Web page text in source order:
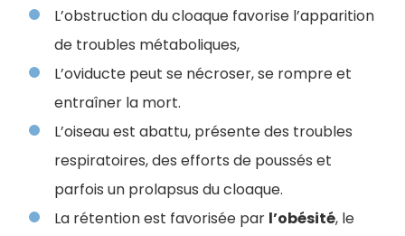
L’obstruction du cloaque favorise l’apparition
de troubles métaboliques,
L’oviducte peut se nécroser, se rompre et
entraîner la mort.
L’oiseau est abattu, présente des troubles
respiratoires, des efforts de poussés et
parfois un prolapsus du cloaque.
La rétention est favorisée par l’obésité, le